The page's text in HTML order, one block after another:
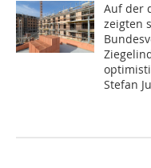
Auf der
zeigten
Stefan